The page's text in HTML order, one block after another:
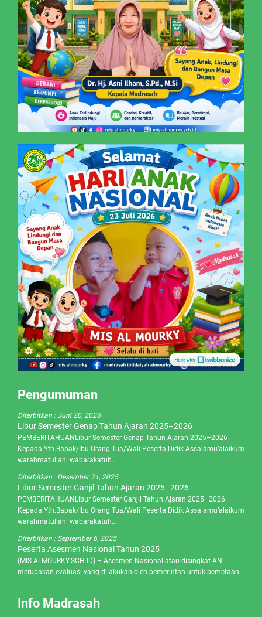
Pengumuman
Diterbitkan :Juni 20, 2026
Libur Semester Genap Tahun Ajaran 2025–2026
PEMBERITAHUANLibur Semester Genap Tahun Ajaran 2025–2026
Kepada Yth.Bapak/Ibu Orang Tua/Wali Peserta Didik Assalamu’alaikum
warahmatullahi wabarakatuh...
Diterbitkan : Desember 21, 2025
Libur Semester Ganjil Tahun Ajaran 2025–2026
PEMBERITAHUANLibur Semester Ganjil Tahun Ajaran 2025–2026
Kepada Yth.Bapak/Ibu Orang Tua/Wali Peserta Didik Assalamu’alaikum
warahmatullahi wabarakatuh...
Diterbitkan : September 6, 2025
Peserta Asesmen Nasional Tahun 2025
(MIS-ALMOURKY.SCH.ID) – Asesmen Nasional atau disingkat AN
merupakan evaluasi yang dilakukan oleh pemerintah untuk pemetaan..
Info Madrasah